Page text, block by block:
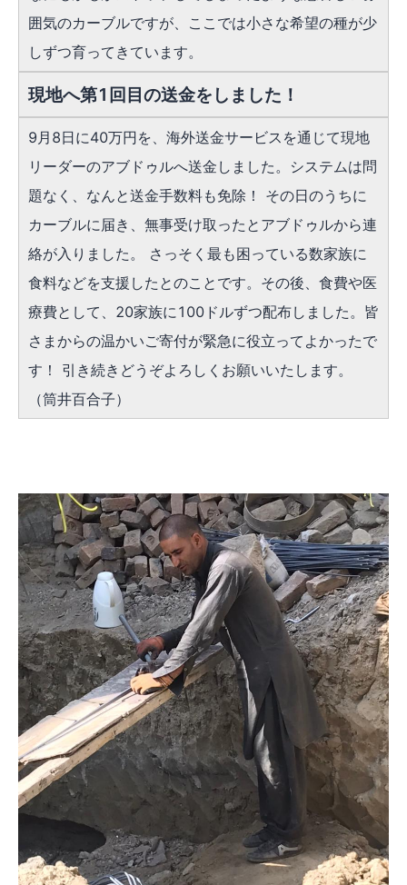
囲気のカーブルですが、ここでは小さな希望の種が少
しずつ育ってきています。
現地へ第1回目の送金をしました！
9月8日に40万円を、海外送金サービスを通じて現地
リーダーのアブドゥルへ送金しました。システムは問
題なく、なんと送金手数料も免除！ その日のうちに
カーブルに届き、無事受け取ったとアブドゥルから連
絡が入りました。 さっそく最も困っている数家族に
食料などを支援した とのことです。その後、 食費や医
療費として、20家族に100ドルずつ配布しました 。皆
さまからの温かいご寄付が緊急に役立ってよかったで
す！ 引き続きどうぞよろしくお願いいたします。
（筒井百合子）